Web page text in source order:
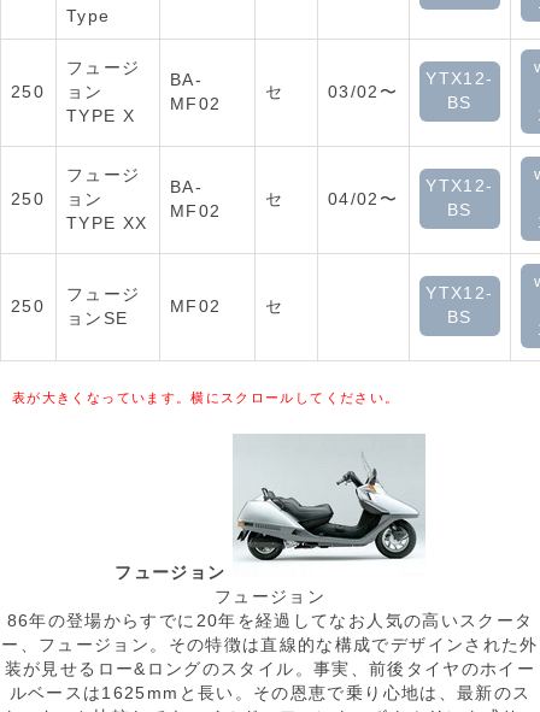
Type
250
フュージ
ョン
TYPE X
BA-
MF02
セ 03/02〜
YTX12-
BS
250
フュージ
ョン
TYPE XX
BA-
MF02
セ 04/02〜
YTX12-
BS
250
フュージ
ョンSE
MF02 セ
YTX12-
BS
表が大きくなっています。横にスクロールしてください。
フュージョン
フュージョン
86年の登場からすでに20年を経過してなお人気の高いスクータ
ー、フュージョン。その特徴は直線的な構成でデザインされた外
装が見せるロー&ロングのスタイル。事実、前後タイヤのホイー
ルベースは1625mmと長い。その恩恵で乗り心地は、最新のス